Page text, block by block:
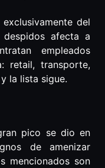
del
afecta a
empleados
retail, transporte,
la lista sigue.
pico se dio en
de amenizar
mencionados son